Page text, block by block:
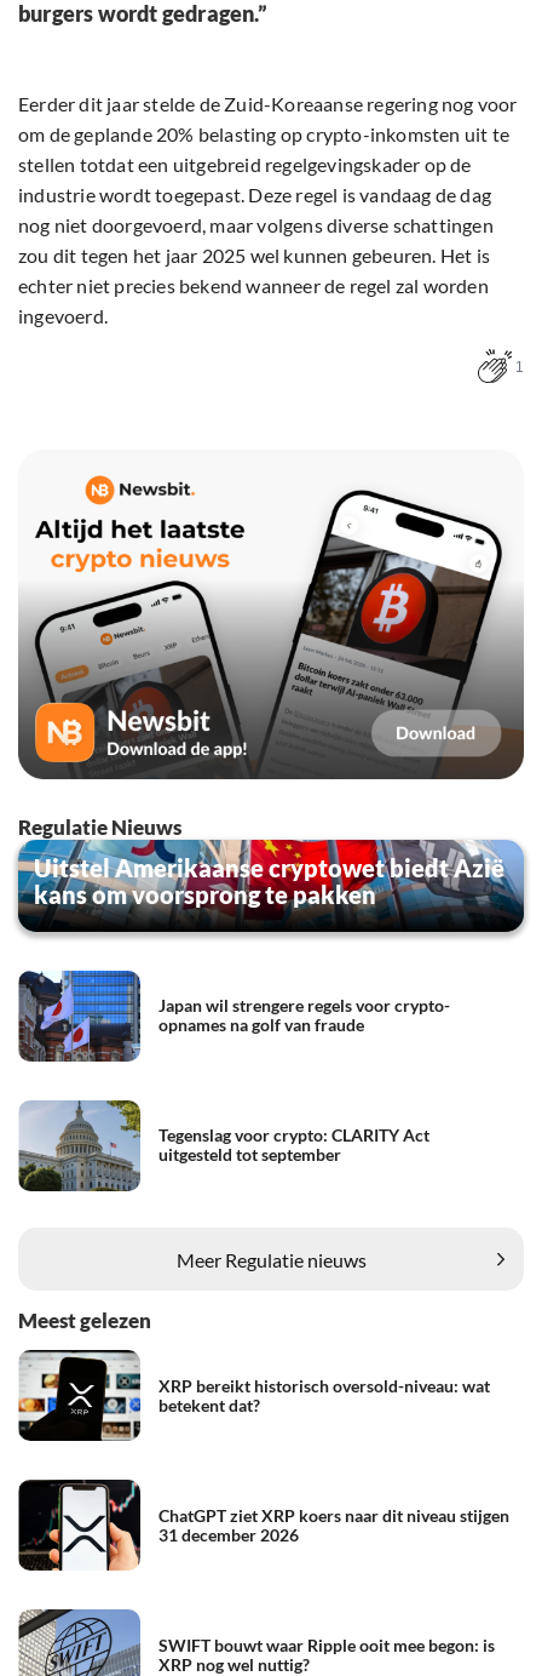
burgers wordt gedragen.”
Eerder dit jaar stelde de Zuid-Koreaanse regering nog voor
om de geplande 20% belasting op crypto-inkomsten uit te
stellen totdat een uitgebreid regelgevingskader op de
industrie wordt toegepast. Deze regel is vandaag de dag
nog niet doorgevoerd, maar volgens diverse schattingen
zou dit tegen het jaar 2025 wel kunnen gebeuren. Het is
echter niet precies bekend wanneer de regel zal worden
ingevoerd.
1
Regulatie Nieuws
Uitstel Amerikaanse cryptowet biedt Azië
kans om voorsprong te pakken
Japan wil strengere regels voor crypto-
opnames na golf van fraude
Tegenslag voor crypto: CLARITY Act
uitgesteld tot september
Meer Regulatie nieuws
Meest gelezen
XRP bereikt historisch oversold-niveau: wat
betekent dat?
ChatGPT ziet XRP koers naar dit niveau stijgen
31 december 2026
SWIFT bouwt waar Ripple ooit mee begon: is
XRP nog wel nuttig?